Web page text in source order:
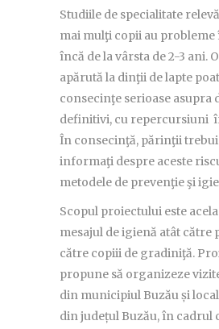
Studiile de specialitate
mai mulţi copii au
încă de la vârsta de 2-3 ani.
apărută la dinţii de lapte
consecinţe serioase asupra
definitivi, cu repercursiuni
În consecinţă, părinţii
informaţi despre aceste
metodele de prevenţie şi
Scopul proiectului este
mesajul de igienă atât către
către copiii de gradiniţă.
propune să organizeze
din municipiul Buzău și
din județul Buzău, în cadrul